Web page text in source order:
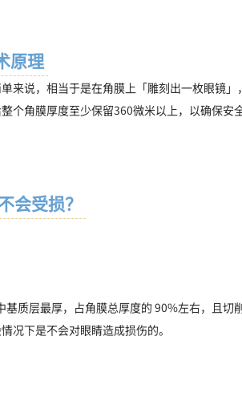
原理
来说，相当于是在角膜上「雕刻出一枚眼镜」
个角膜厚度至少保留360微米以上，以确保安
会受损？
质层最厚，占角膜总厚度的 90%左右，且切
况下是不会对眼睛造成损伤的。